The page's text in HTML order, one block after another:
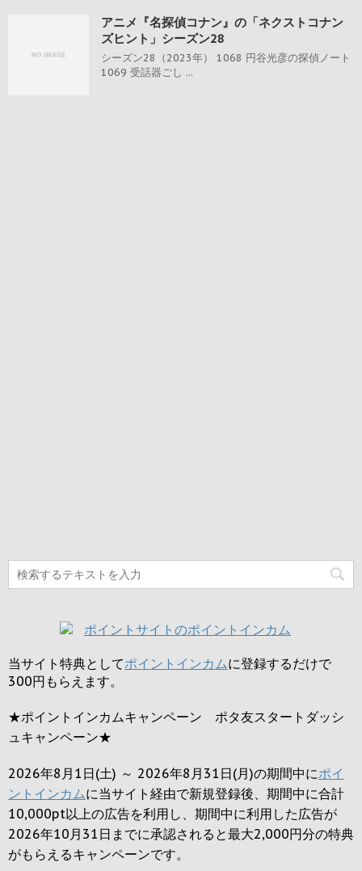
アニメ『名探偵コナン』の「ネクストコナン
ズヒント」シーズン28
シーズン28（2023年） 1068 円谷光彦の探偵ノート
1069 受話器ごし ...
当サイト特典としてポイントインカムに登録するだけで
300円 もらえます。
★ポイントインカムキャンペーン ポタ友スタートダッシ
ュキャンペーン★
2026年8月1日(土) ～ 2026年8月31日(月)の期間中にポイ
ントインカムに当サイト経由で新規登録後、期間中に合計
10,000pt以上の広告を利用し、期間中に利用した広告が
2026年10月31日までに承認されると最大2,000円分の特典
がもらえるキャンペーンです。